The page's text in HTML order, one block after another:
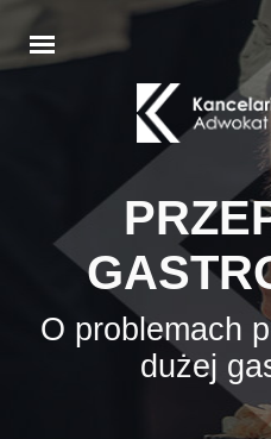
O problemach
dużej